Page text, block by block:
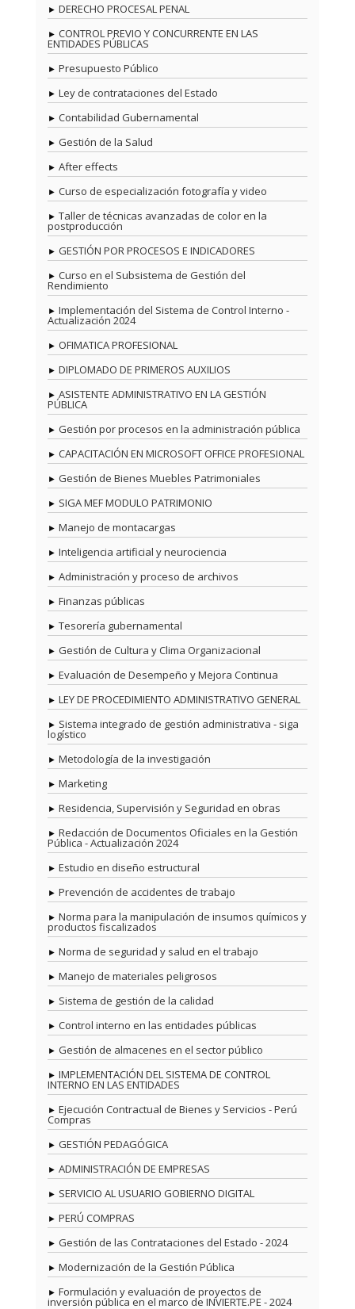
DERECHO PROCESAL PENAL
CONTROL PREVIO Y CONCURRENTE EN LAS
ENTIDADES PÚBLICAS
Presupuesto Público
Ley de contrataciones del Estado
Contabilidad Gubernamental
Gestión de la Salud
After effects
Curso de especialización fotografía y video
Taller de técnicas avanzadas de color en la
postproducción
GESTIÓN POR PROCESOS E INDICADORES
Curso en el Subsistema de Gestión del
Rendimiento
Implementación del Sistema de Control Interno -
Actualización 2024
OFIMATICA PROFESIONAL
DIPLOMADO DE PRIMEROS AUXILIOS
ASISTENTE ADMINISTRATIVO EN LA GESTIÓN
PÚBLICA
Gestión por procesos en la administración pública
CAPACITACIÓN EN MICROSOFT OFFICE PROFESIONAL
Gestión de Bienes Muebles Patrimoniales
SIGA MEF MODULO PATRIMONIO
Manejo de montacargas
Inteligencia artificial y neurociencia
Administración y proceso de archivos
Finanzas públicas
Tesorería gubernamental
Gestión de Cultura y Clima Organizacional
Evaluación de Desempeño y Mejora Continua
LEY DE PROCEDIMIENTO ADMINISTRATIVO GENERAL
Sistema integrado de gestión administrativa - siga
logístico
Metodología de la investigación
Marketing
Residencia, Supervisión y Seguridad en obras
Redacción de Documentos Oficiales en la Gestión
Pública - Actualización 2024
Estudio en diseño estructural
Prevención de accidentes de trabajo
Norma para la manipulación de insumos químicos y
productos fiscalizados
Norma de seguridad y salud en el trabajo
Manejo de materiales peligrosos
Sistema de gestión de la calidad
Control interno en las entidades públicas
Gestión de almacenes en el sector público
IMPLEMENTACIÓN DEL SISTEMA DE CONTROL
INTERNO EN LAS ENTIDADES
Ejecución Contractual de Bienes y Servicios - Perú
Compras
GESTIÓN PEDAGÓGICA
ADMINISTRACIÓN DE EMPRESAS
SERVICIO AL USUARIO GOBIERNO DIGITAL
PERÚ COMPRAS
Gestión de las Contrataciones del Estado - 2024
Modernización de la Gestión Pública
Formulación y evaluación de proyectos de
inversión pública en el marco de INVIERTE.PE - 2024